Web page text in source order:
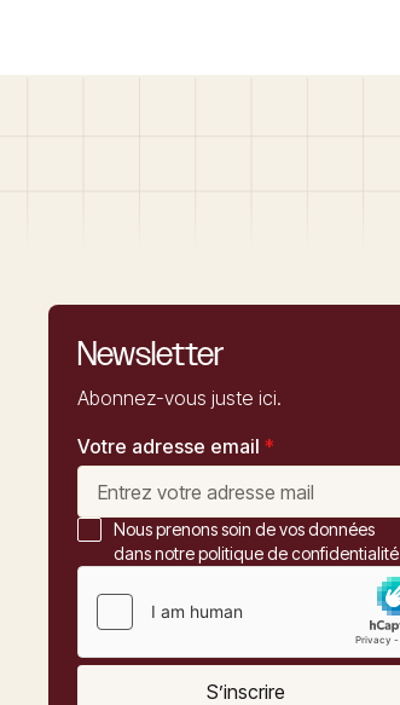
Newsletter
Abonnez-vous juste ici.
Votre adresse email *
Nous prenons soin de vos données
dans notre politique de confidentialité
S’inscrire